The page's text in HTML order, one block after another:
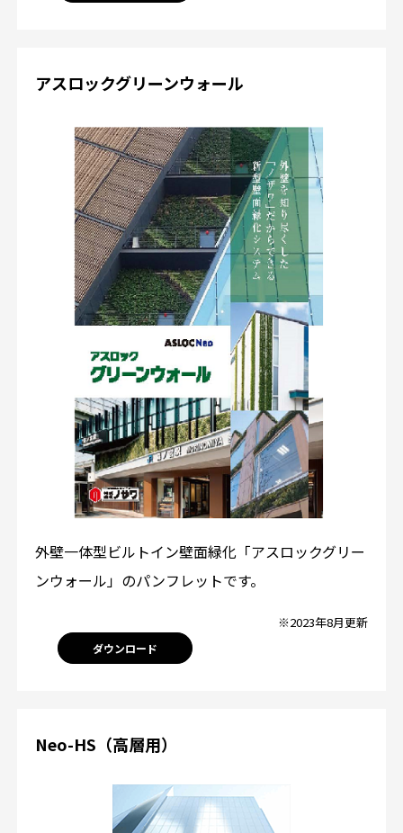
アスロックグリーンウォール
外壁一体型ビルトイン壁面緑化「アスロックグリー
ンウォール」のパンフレットです。
※2023年8月更新
ダウンロード
Neo-HS（高層用）